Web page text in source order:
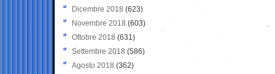
Dicembre 2018 (623)
Novembre 2018 (603)
Ottobre 2018 (631)
Settembre 2018 (586)
Agosto 2018 (362)